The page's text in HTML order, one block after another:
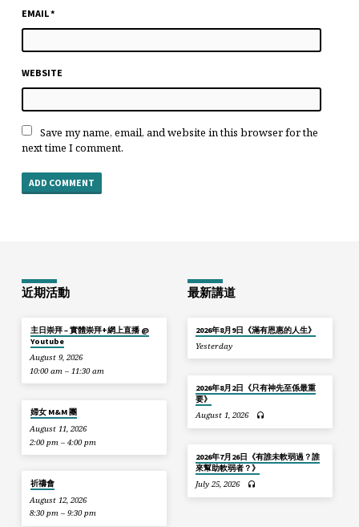
EMAIL*
WEBSITE
Save my name, email, and website in this browser for the
next time I comment.
近期活動
主日崇拜 – 實體崇拜+網上直播 @
Youtube
August 9, 2026
10:00 am – 11:30 am
婦女 M&M 團
August 11, 2026
2:00 pm – 4:00 pm
祈禱會
August 12, 2026
8:30 pm – 9:30 pm
最新講道
2026年8月9日《滿有恩惠的人生》
Yesterday
2026年8月2日《只有神先至係最重
要》
August 1, 2026
2026年7月26日《有誰未軟弱過？誰
來幫助軟弱者？》
July 25, 2026